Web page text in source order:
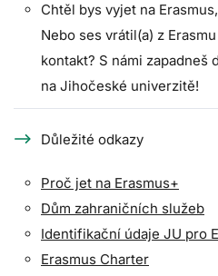
Chtěl bys vyjet na
Nebo ses vrátil(a) z
kontakt? S námi
na Jihočeské univerzitě!
Důležité odkazy
Proč jet na Erasmus+
Dům zahraničních služeb
Identifikační údaje JU pro
Erasmus Charter